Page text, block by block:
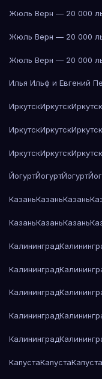
Жюль Верн — 20 000
Жюль Верн — 20 000
Жюль Верн — 20 000
Илья Ильф и Евгений
ИркутскИркутскИркутск
ИркутскИркутскИркутск
ИркутскИркутскИркутск
ЙогуртЙогуртЙогурт
КазаньКазаньКазань
КазаньКазаньКазань
Калининград
Калининград
Калининград
Калининград
Калининград
КапустаКапустаКапуста